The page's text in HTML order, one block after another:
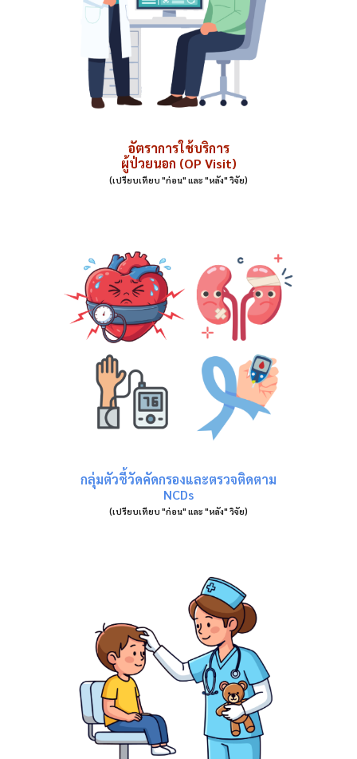
อัตราการใช้บริการ
ผู้ป่วยนอก (OP Visit)
(เปรียบเทียบ "ก่อน" และ "หลัง" วิจัย)
กลุ่มตัวชี้วัดคัดกรองและตรวจติดตาม
NCDs
(เปรียบเทียบ "ก่อน" และ "หลัง" วิจัย)